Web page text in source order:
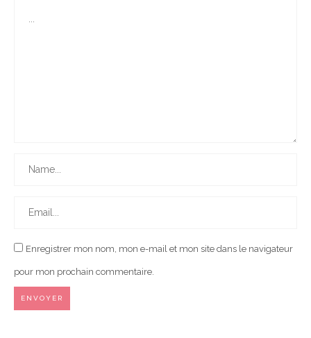
Enregistrer mon nom, mon e-mail et mon site dans le navigateur
pour mon prochain commentaire.